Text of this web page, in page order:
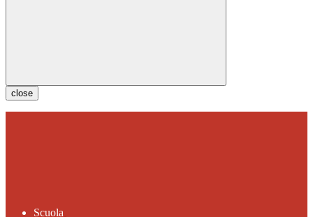
close
Scuola